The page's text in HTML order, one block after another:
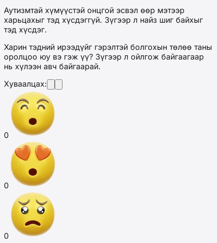
Аутизмтай хүмүүстэй онцгой эсвэл өөр мэтээр
харьцахыг тэд хүсдэггүй. Зүгээр л найз шиг байхыг
тэд хүсдэг.
Харин тэдний ирээдүйг гэрэлтэй болгохын төлөө таны
оролцоо юу вэ гэж үү? Зүгээр л ойлгож байгаагаар
нь хүлээн авч байгаарай.
Хуваалцах:
0
0
0